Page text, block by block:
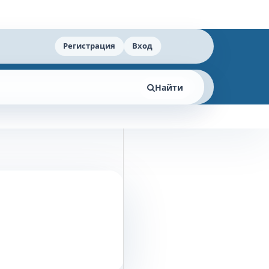
Регистрация Вход
Найти